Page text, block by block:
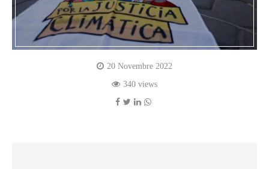
20 Novembre 2022
340 views